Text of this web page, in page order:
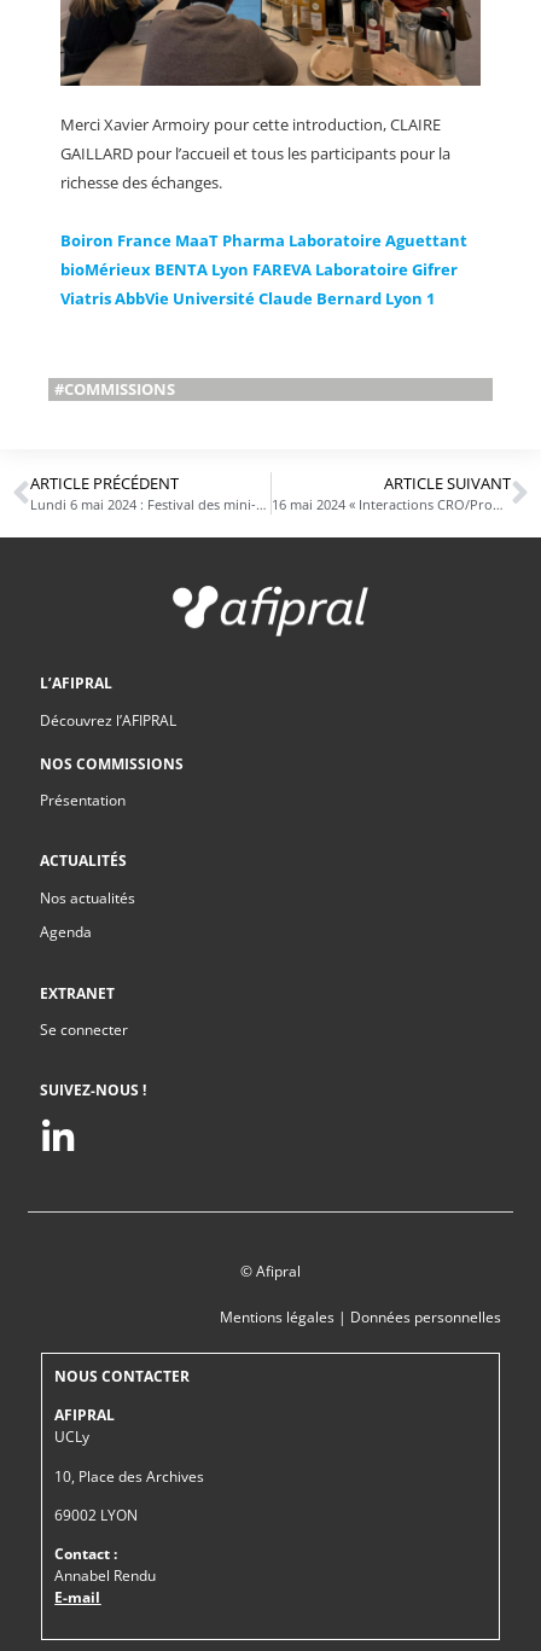
Merci Xavier Armoiry pour cette introduction, CLAIRE
GAILLARD pour l’accueil et tous les participants pour la
richesse des échanges.
Boiron France MaaT Pharma Laboratoire Aguettant
bioMérieux BENTA Lyon FAREVA Laboratoire Gifrer
ViatrisAbbVie Université Claude Bernard Lyon 1
#COMMISSIONS
ARTICLE PRÉCÉDENT
Lundi 6 mai 2024 : Festival des mini-entreprises Entreprendre Pour Apprendre Auvergne-Rhône-Alpes
ARTICLE SUIVANT
16 mai 2024 « Interactions CRO/Promoteur/Centres cliniques » en Commission juridique chez Medac
L’AFIPRAL
Découvrez l’AFIPRAL
NOS COMMISSIONS
Présentation
ACTUALITÉS
Nos actualités
Agenda
EXTRANET
Se connecter
SUIVEZ-NOUS !
© Afipral
Mentions légales| Données personnelles
NOUS CONTACTER
AFIPRAL
UCLy
10, Place des Archives
69002 LYON
Contact :
Annabel Rendu
E-mail